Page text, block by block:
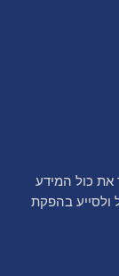
את כול המידע
ולסייע בהפקת